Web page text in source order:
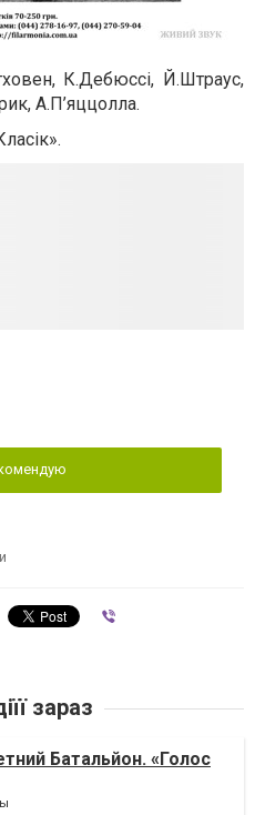
К.Дебюссі, Й.Штраус,
А.П’яццолла.
зараз
Батальйон. «Голос